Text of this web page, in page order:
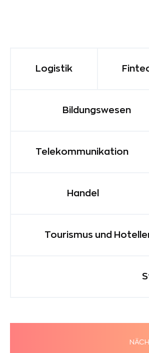
Logistik
Bildungswesen
Telekommunikation
Handel
Tourismus und